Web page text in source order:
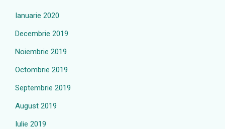
Ianuarie 2020
Decembrie 2019
Noiembrie 2019
Octombrie 2019
Septembrie 2019
August 2019
Iulie 2019